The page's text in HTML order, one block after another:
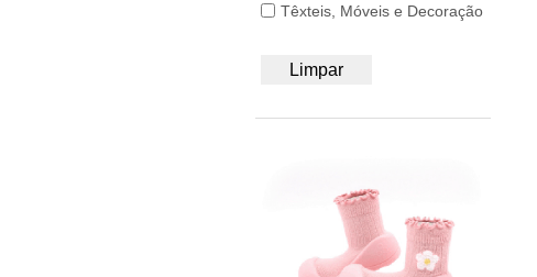
74/80
A4
Beyona
Bobbi Ravioli
Booksmile
Bumbo
Têxteis, Móveis e Decoração
Limpar